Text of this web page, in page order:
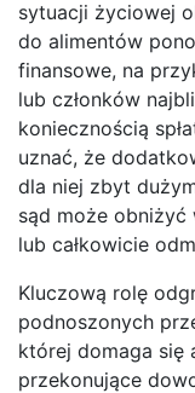
sytuacji życiowej
do alimentów
finansowe, na
lub członków
koniecznością
uznać, że
dla niej zbyt
sąd może obniżyć
lub całkowicie
Kluczową rolę
podnoszonych
której domaga się
przekonujące